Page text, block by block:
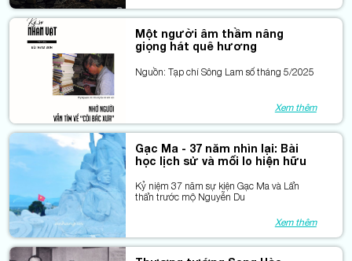
Một người âm thầm nâng
giọng hát quê hương
Nguồn: Tạp chí Sông Lam số tháng 5/2025
Xem thêm
Gạc Ma - 37 năm nhìn lại: Bài
học lịch sử và mối lo hiện hữu
Kỷ niệm 37 năm sự kiện Gạc Ma và Lẩn
thẩn trước mộ Nguyễn Du
Xem thêm